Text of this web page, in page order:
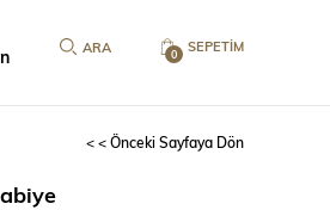
SEPETIM
0
< < Önceki Sayfaya Dön